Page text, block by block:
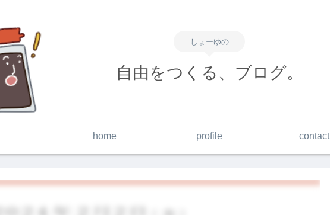
しょーゆの
自由をつくる、ブログ。
home profile contact